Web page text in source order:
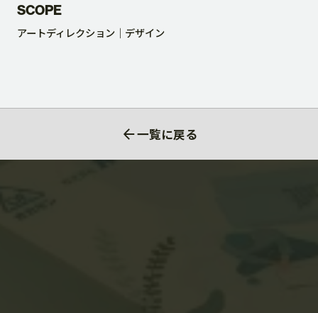
SCOPE
アートディレクション デザイン
一覧に戻る